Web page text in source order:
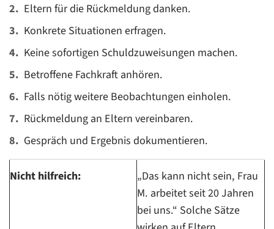
Eltern für die Rückmeldung danken.
Konkrete Situationen erfragen.
Keine sofortigen Schuldzuweisungen machen.
Betroffene Fachkraft anhören.
Falls nötig weitere Beobachtungen einholen.
Rückmeldung an Eltern vereinbaren.
Gespräch und Ergebnis dokumentieren.
Nicht hilfreich:
„Das kann nicht sein, Frau
M. arbeitet seit 20 Jahren
bei uns.“ Solche Sätze